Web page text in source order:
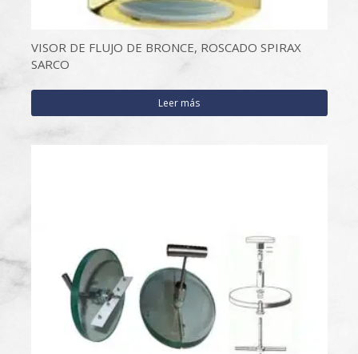
VISOR DE FLUJO DE BRONCE, ROSCADO SPIRAX
SARCO
Leer más